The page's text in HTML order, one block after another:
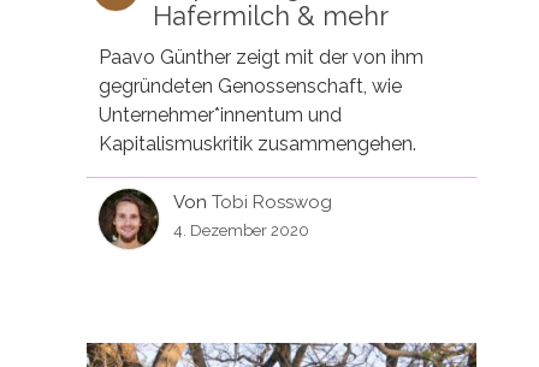
Hafermilch & mehr
Paavo Günther zeigt mit der von ihm
gegründeten Genossenschaft, wie
Unternehmer*innentum und
Kapitalismuskritik zusammengehen.
VonTobi Rosswog
4. Dezember 2020